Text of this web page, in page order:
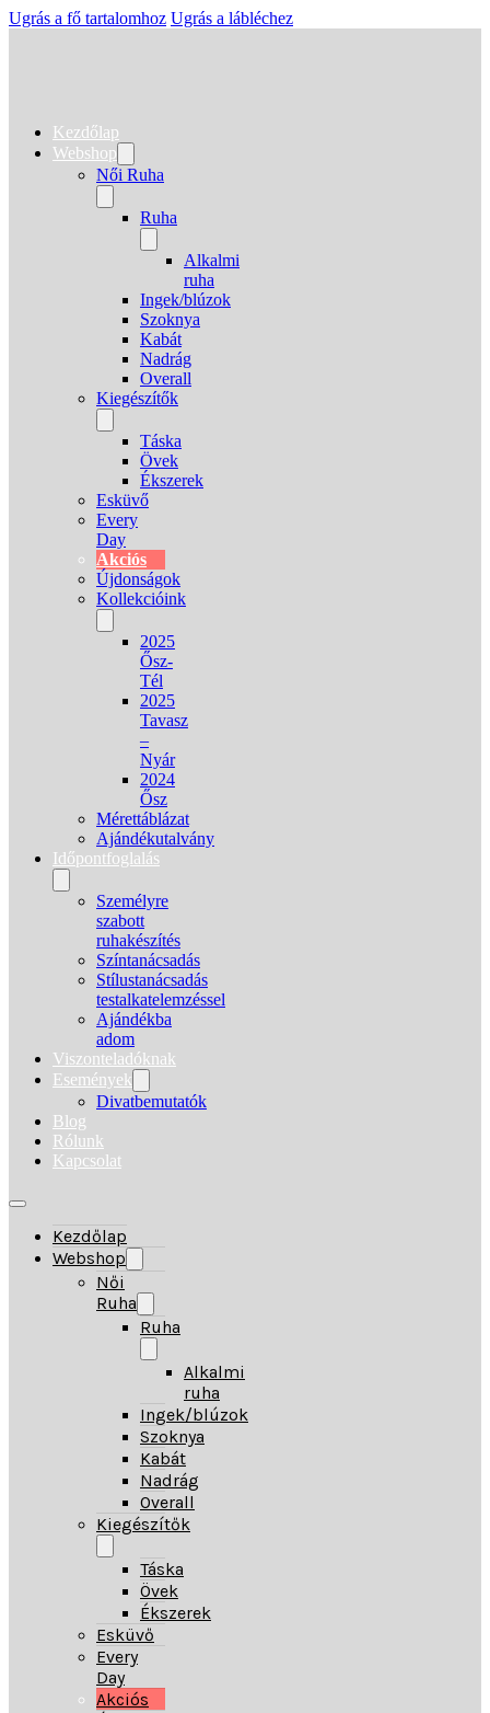
Ugrás a fő tartalomhoz Ugrás a lábléchez
Kezdőlap
Webshop
Női Ruha
Ruha
Alkalmi
ruha
Ingek/blúzok
Szoknya
Kabát
Nadrág
Overall
Kiegészítők
Táska
Övek
Ékszerek
Esküvő
Every
Day
Akciós
Újdonságok
Kollekcióink
2025
Ősz-
Tél
2025
Tavasz
–
Nyár
2024
Ősz
Mérettáblázat
Ajándékutalvány
Időpontfoglalás
Személyre
szabott
ruhakészítés
Színtanácsadás
Stílustanácsadás
testalkatelemzéssel
Ajándékba
adom
Viszonteladóknak
Események
Divatbemutatók
Blog
Rólunk
Kapcsolat
Kezdőlap
Webshop
Női
Ruha
Ruha
Alkalmi
ruha
Ingek/blúzok
Szoknya
Kabát
Nadrág
Overall
Kiegészítők
Táska
Övek
Ékszerek
Esküvő
Every
Day
Akciós